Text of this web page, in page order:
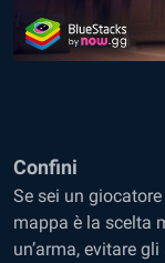
Confini
Se sei un
mappa è la scelta
un’arma, evitare